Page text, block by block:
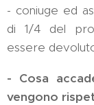
- coniuge ed
di 1/4 del
essere
- Cosa
vengono